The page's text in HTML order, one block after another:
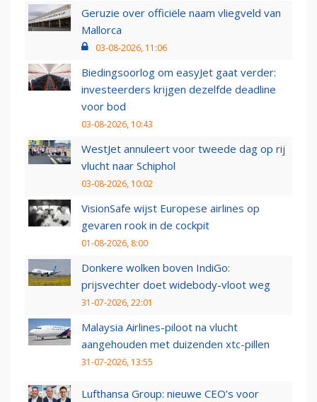
Geruzie over officiële naam vliegveld van
Mallorca
03-08-2026, 11:06
Biedingsoorlog om easyJet gaat verder:
investeerders krijgen dezelfde deadline
voor bod
03-08-2026, 10:43
WestJet annuleert voor tweede dag op rij
vlucht naar Schiphol
03-08-2026, 10:02
VisionSafe wijst Europese airlines op
gevaren rook in de cockpit
01-08-2026, 8:00
Donkere wolken boven IndiGo:
prijsvechter doet widebody-vloot weg
31-07-2026, 22:01
Malaysia Airlines-piloot na vlucht
aangehouden met duizenden xtc-pillen
31-07-2026, 13:55
Lufthansa Group: nieuwe CEO’s voor